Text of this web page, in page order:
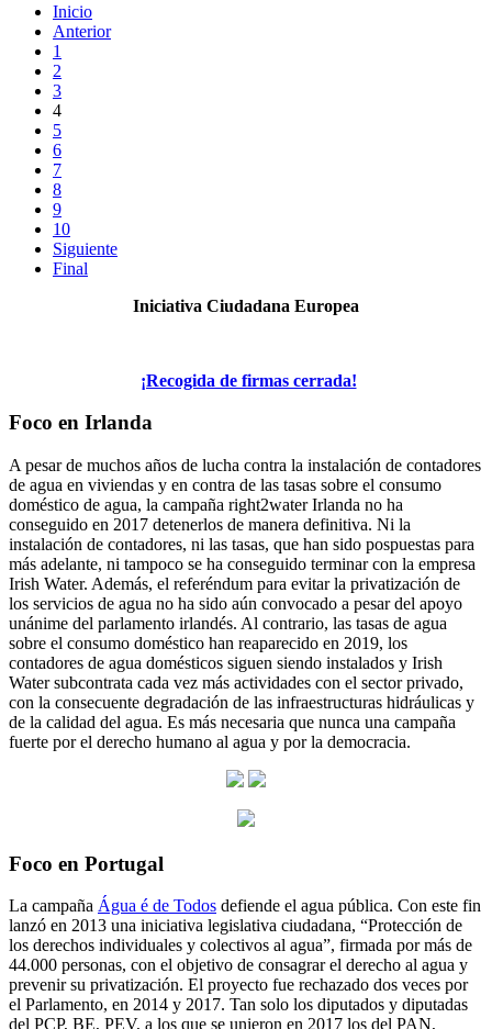
Inicio
Anterior
1
2
3
4
5
6
7
8
9
10
Siguiente
Final
Iniciativa Ciudadana Europea
¡Recogida de firmas cerrada!
Foco en Irlanda
A pesar de muchos años de lucha contra la instalación de contadores
de agua en viviendas y en contra de las tasas sobre el consumo
doméstico de agua, la campaña right2water Irlanda no ha
conseguido en 2017 detenerlos de manera definitiva. Ni la
instalación de contadores, ni las tasas, que han sido pospuestas para
más adelante, ni tampoco se ha conseguido terminar con la empresa
Irish Water. Además, el referéndum para evitar la privatización de
los servicios de agua no ha sido aún convocado a pesar del apoyo
unánime del parlamento irlandés. Al contrario, las tasas de agua
sobre el consumo doméstico han reaparecido en 2019, los
contadores de agua domésticos siguen siendo instalados y Irish
Water subcontrata cada vez más actividades con el sector privado,
con la consecuente degradación de las infraestructuras hidráulicas y
de la calidad del agua. Es más necesaria que nunca una campaña
fuerte por el derecho humano al agua y por la democracia.
Foco en Portugal
La campaña Água é de Todos defiende el agua pública. Con este fin
lanzó en 2013 una iniciativa legislativa ciudadana, “Protección de
los derechos individuales y colectivos al agua”, firmada por más de
44.000 personas, con el objetivo de consagrar el derecho al agua y
prevenir su privatización. El proyecto fue rechazado dos veces por
el Parlamento, en 2014 y 2017. Tan solo los diputados y diputadas
del PCP, BE, PEV, a los que se unieron en 2017 los del PAN,